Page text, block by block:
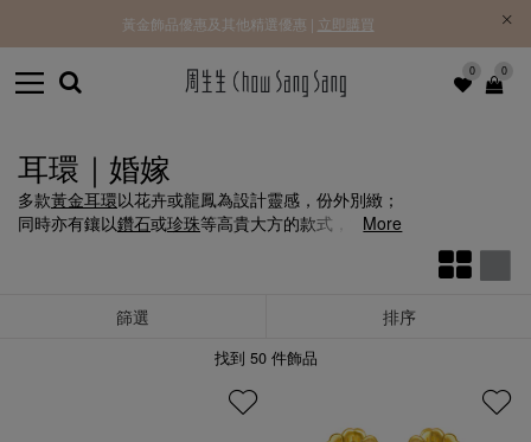
0 0
黃金飾品優惠及其他精選優惠 | 立即購買
耳環｜婚嫁
多款黃金耳環以花卉或龍鳳為設計靈感，份外別緻；
同時亦有鑲以鑽石或珍珠等高貴大方的款式，於耳珠
More
篩選 排序
找到 50件飾品